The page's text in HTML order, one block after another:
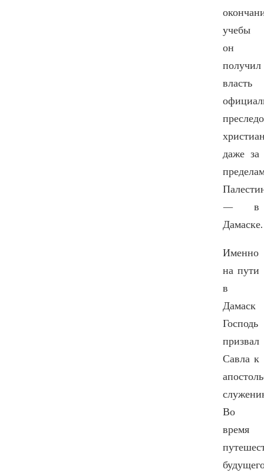
учебы
он
получил
власть
даже за
— в
Дамаске.
Именно
на пути
в
Дамаск
Господь
призвал
Савла к
Во
время